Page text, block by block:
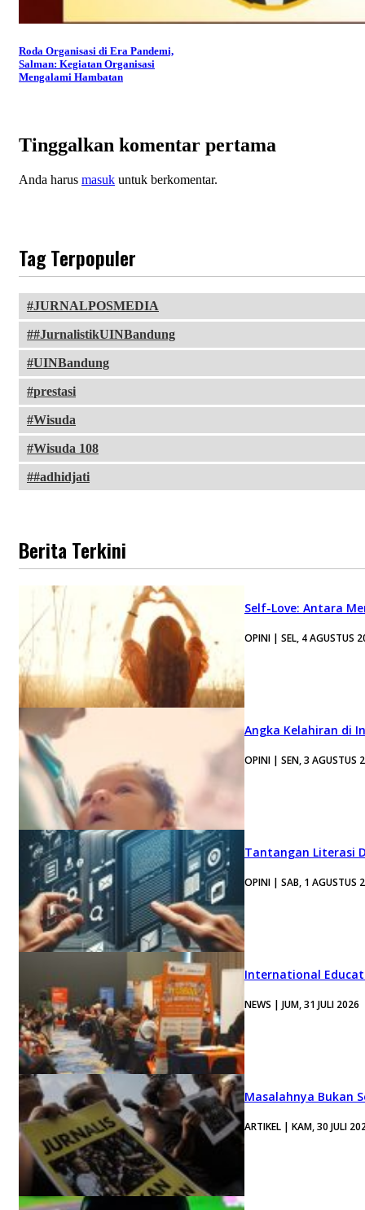
Roda Organisasi di Era Pandemi,
Salman: Kegiatan Organisasi
Mengalami Hambatan
Tinggalkan komentar pertama
Anda harus masuk untuk berkomentar.
Tag Terpopuler
JURNALPOSMEDIA
#JurnalistikUINBandung
UINBandung
prestasi
Wisuda
Wisuda 108
#adhidjati
Berita Terkini
Self-Love: Antara
OPINI | SEL, 4 AGUSTUS
Angka Kelahiran di
OPINI | SEN, 3 AGUSTUS
Tantangan Literasi
OPINI | SAB, 1 AGUSTUS
International
NEWS | JUM, 31 JULI 2026
Masalahnya Bukan
ARTIKEL | KAM, 30 JULI